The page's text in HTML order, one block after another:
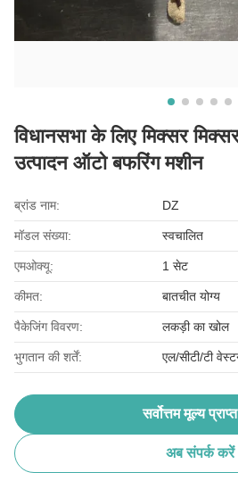
विधानसभा के लिए मिक्सर
उत्पादन ऑटो बफरिंग मशीन
ब्रांड नाम: DZ
मॉडल संख्या: स्वचालित
एमओक्यू: 1 सेट
कीमत: बातचीत योग्य
पैकेजिंग विवरण: लकड़ी का खोल
भुगतान की शर्तें: एल/सीटी/टी
सर्वोत्तम मूल्य
अब संपर्क करें